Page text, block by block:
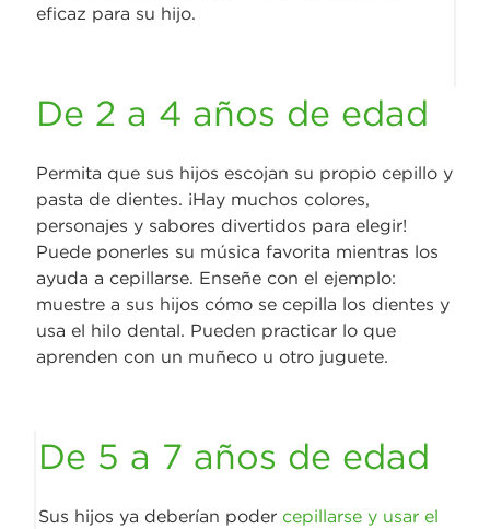
eficaz para su hijo.
De 2 a 4 años de edad
Permita que sus hijos escojan su propio cepillo y
pasta de dientes. ¡Hay muchos colores,
personajes y sabores divertidos para elegir!
Puede ponerles su música favorita mientras los
ayuda a cepillarse. Enseñe con el ejemplo:
muestre a sus hijos cómo se cepilla los dientes y
usa el hilo dental. Pueden practicar lo que
aprenden con un muñeco u otro juguete.
De 5 a 7 años de edad
Sus hijos ya deberían poder cepillarse y usar el